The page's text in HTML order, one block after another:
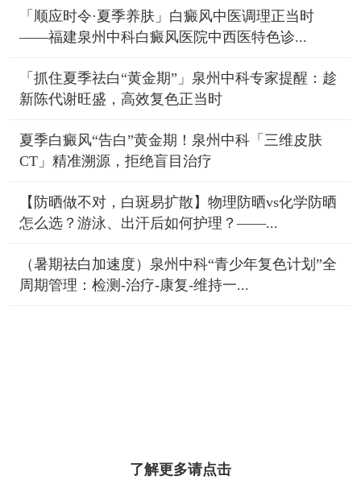
「顺应时令·夏季养肤」白癜风中医调理正当时
——福建泉州中科白癜风医院中西医特色诊...
「抓住夏季祛白“黄金期”」泉州中科专家提醒：趁
新陈代谢旺盛，高效复色正当时
夏季白癜风“告白”黄金期！泉州中科「三维皮肤
CT」精准溯源，拒绝盲目治疗
【防晒做不对，白斑易扩散】物理防晒vs化学防晒
怎么选？游泳、出汗后如何护理？——...
（暑期祛白加速度）泉州中科“青少年复色计划”全
周期管理：检测-治疗-康复-维持一...
了解更多请点击